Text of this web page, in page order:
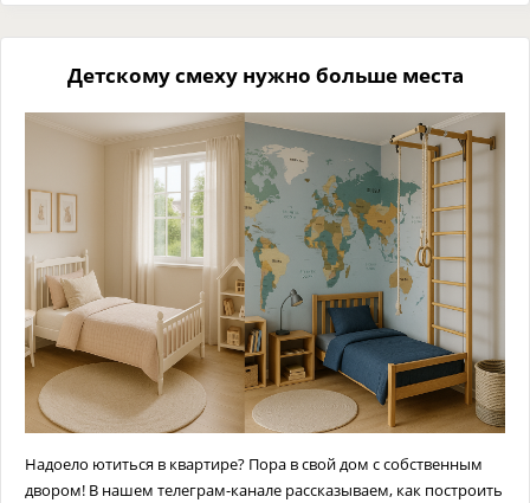
Детскому смеху нужно больше места
Надоело ютиться в квартире? Пора в свой дом с собственным
двором! В нашем телеграм-канале рассказываем, как построить